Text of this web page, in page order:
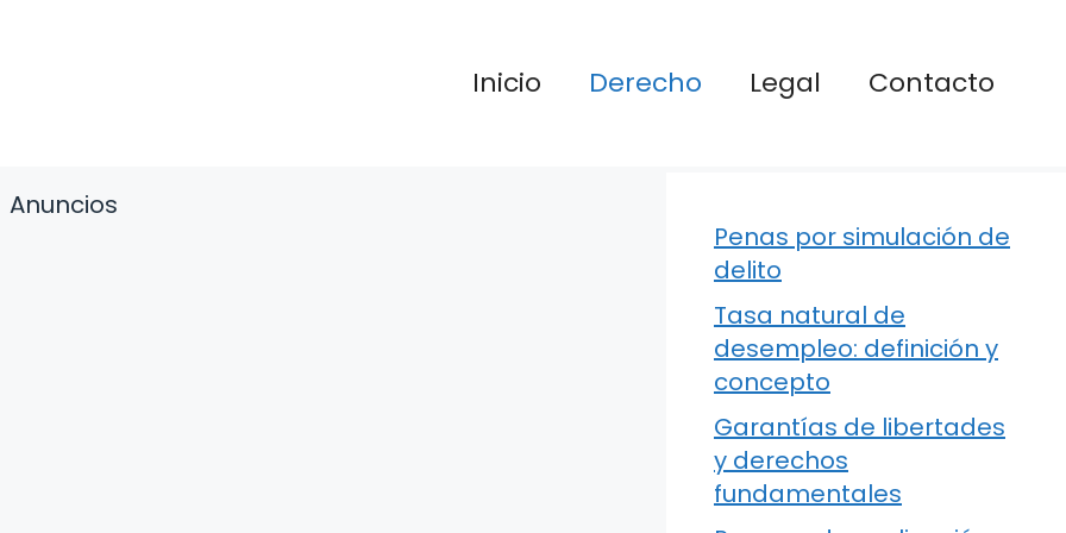
Inicio Derecho Legal Contacto
Anuncios
Penas por simulación de
delito
Tasa natural de
desempleo: definición y
concepto
Garantías de libertades
y derechos
fundamentales